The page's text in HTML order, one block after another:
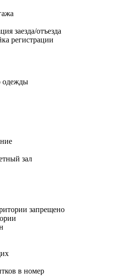
заезда/отъезда
регистрации
одежды
зал
запрещено
в номер